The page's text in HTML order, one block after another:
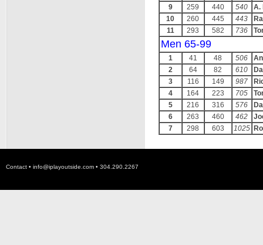
9
259 440 540
A.
10
260 445 443
11
293 582 736
Men 65-99
1 41 48 506
2
64 82 610
3
116 149 987
4
164 223 705
5
216 316 576
6
263 460 462
7
298 603 1025
Contact • info@iplayoutside.com • 304.290.2267